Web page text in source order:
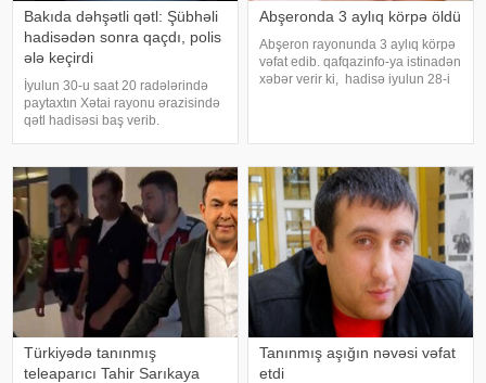
Bakıda dəhşətli qətl: Şübhəli
hadisədən sonra qaçdı, polis
ələ keçirdi
İyulun 30-u saat 20 radələrində
paytaxtın Xətai rayonu ərazisində
qətl hadisəsi baş verib.
münaqişə zəminində 1991-ci il
təvəllüdlü Orxan Yusubova
bıçaqla xəsarətlə
Abşeronda 3 aylıq körpə öldü
Abşeron rayonunda 3 aylıq körpə
vəfat edib. qafqazinfo-ya istinadən
xəbər verir ki, hadisə iyulun 28-i
Səccad Axundov evdə asfiksiyada
Türkiyədə tanınmış
teleaparıcı Tahir Sarıkaya
Tanınmış aşığın nəvəsi vəfat
etdi